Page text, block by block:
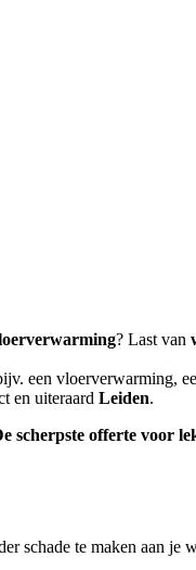
? Last van
een vloerverwarming,
en uiteraard Leiden.
scherpste offerte voor
schade te maken aan je